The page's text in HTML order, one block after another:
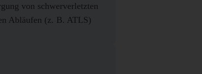
von schwerverletzten
Abläufen (z. B. ATLS)